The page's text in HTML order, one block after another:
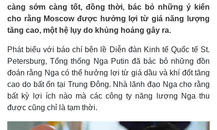
càng sớm càng tốt, đồng thời, bác bỏ những ý kiến
cho rằng Moscow được hưởng lợi từ giá năng lượng
tăng cao, một hệ lụy do khủng hoảng gây ra.
Phát biểu với báo chí bên lề Diễn đàn Kinh tế Quốc tế St.
Petersburg, Tổng thống Nga Putin đã bác bỏ những đồn
đoán rằng Nga có thể hưởng lợi từ giá dầu và khí đốt tăng
cao do bất ổn tại Trung Đông. Nhà lãnh đạo Nga cho rằng
bất kỳ lợi ích nào mà các công ty năng lượng Nga thu
được cũng chỉ là tạm thời.